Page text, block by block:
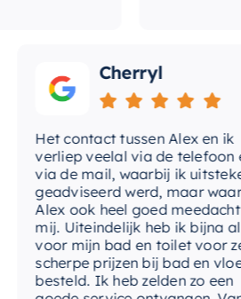
Cherryl
Het contact tussen Alex en ik
verliep veelal via de telefoon en
via de mail, waarbij ik uitstekend
geadviseerd werd, maar waarbij
Alex ook heel goed meedacht met
mij. Uiteindelijk heb ik bijna alles
voor mijn bad en toilet voor zeer
scherpe prijzen bij bad en vloer
besteld. Ik heb zelden zo een